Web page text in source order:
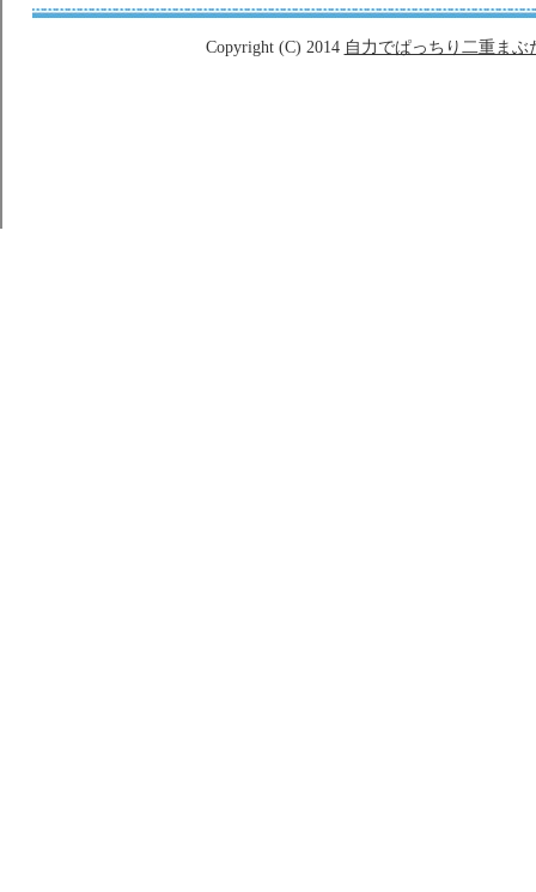
Copyright (C) 2014 自力でぱっちり二重ま